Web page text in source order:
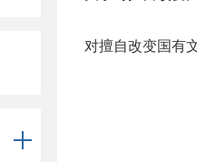
对擅自改变国有